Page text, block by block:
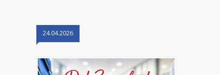
24.04.2026